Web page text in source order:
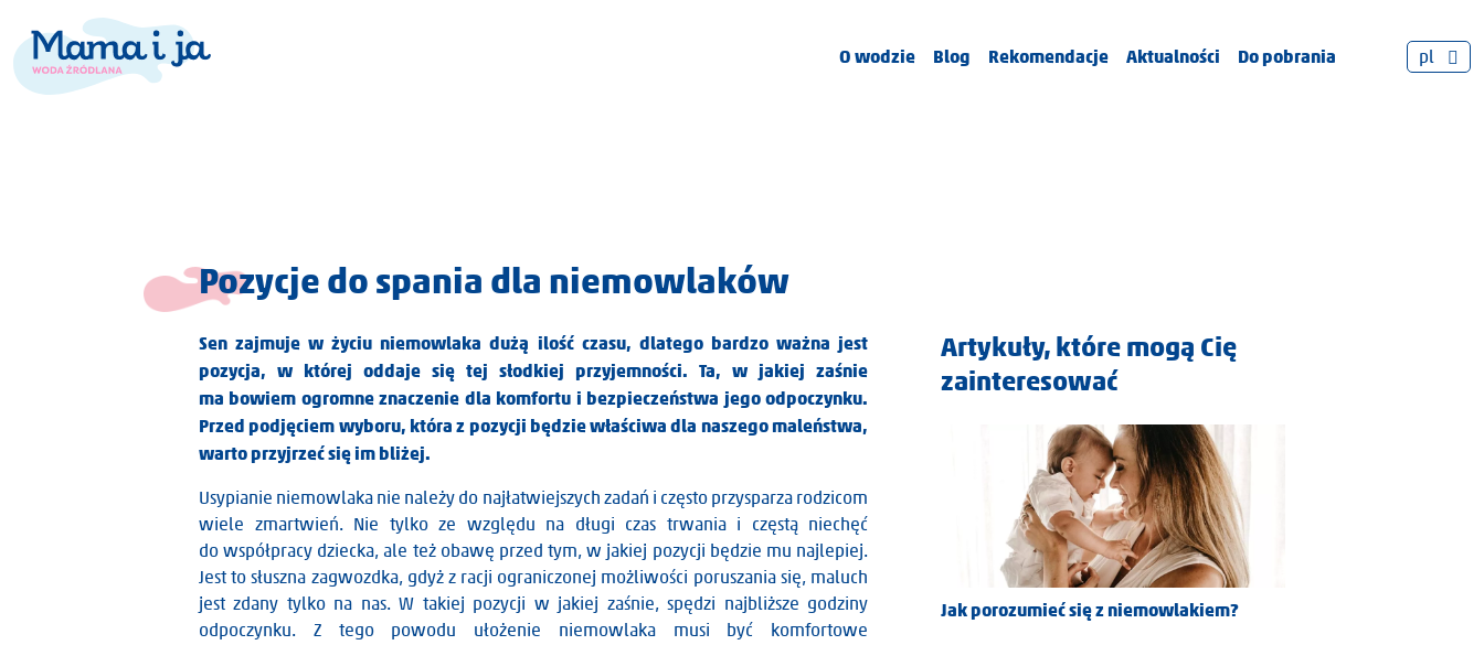
O wodzie Blog Rekomendacje Aktualności Do pobrania pl
Pozycje do spania dla niemowlaków
Sen zajmuje w życiu niemowlaka dużą ilość czasu, dlatego bardzo ważna jest
pozycja, w której oddaje się tej słodkiej przyjemności. Ta, w jakiej zaśnie
ma bowiem ogromne znaczenie dla komfortu i bezpieczeństwa jego odpoczynku.
Przed podjęciem wyboru, która z pozycji będzie właściwa dla naszego maleństwa,
warto przyjrzeć się im bliżej.
Usypianie niemowlaka nie należy do najłatwiejszych zadań i często przysparza rodzicom
wiele zmartwień. Nie tylko ze względu na długi czas trwania i częstą niechęć
do współpracy dziecka, ale też obawę przed tym, w jakiej pozycji będzie mu najlepiej.
Jest to słuszna zagwozdka, gdyż z racji ograniczonej możliwości poruszania się, maluch
jest zdany tylko na nas. W takiej pozycji w jakiej zaśnie, spędzi najbliższe godziny
odpoczynku. Z tego powodu ułożenie niemowlaka musi być komfortowe
Artykuły, które mogą Cię
zainteresować
Jak porozumieć się z niemowlakiem?